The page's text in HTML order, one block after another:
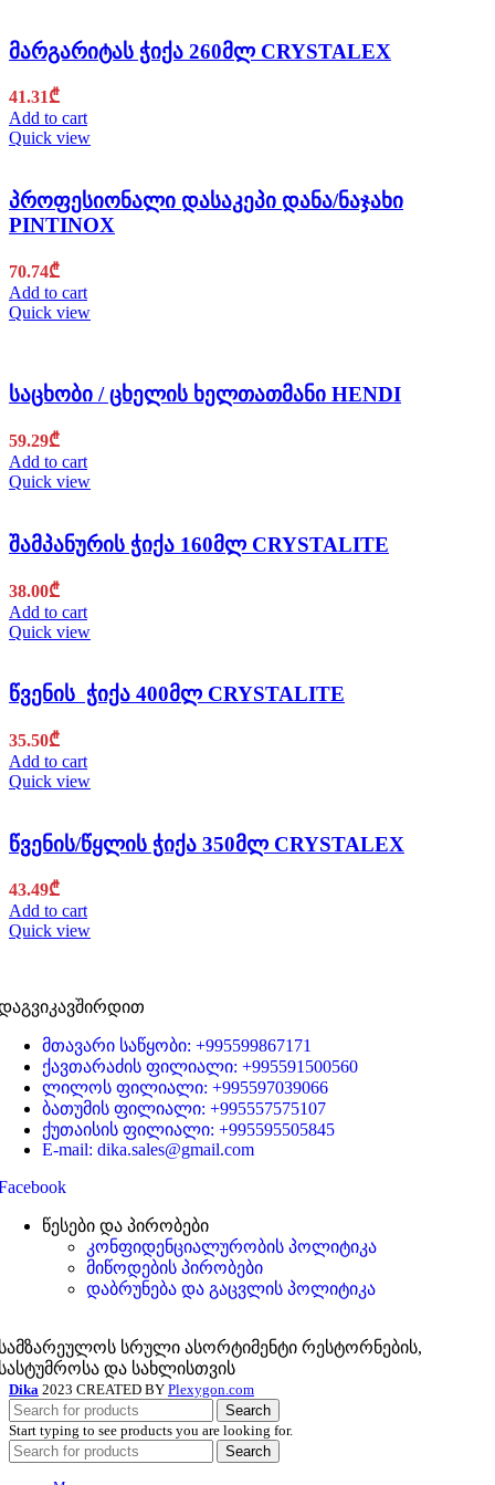
მარგარიტას ჭიქა 260მლ CRYSTALEX
41.31₾
Add to cart
Quick view
პროფესიონალი დასაკეპი დანა/ნაჯახი
PINTINOX
70.74₾
Add to cart
Quick view
საცხობი / ცხელის ხელთათმანი HENDI
59.29₾
Add to cart
Quick view
შამპანურის ჭიქა 160მლ CRYSTALITE
38.00₾
Add to cart
Quick view
წვენის ჭიქა 400მლ CRYSTALITE
35.50₾
Add to cart
Quick view
წვენის/წყლის ჭიქა 350მლ CRYSTALEX
43.49₾
Add to cart
Quick view
მთავარი საწყობი: +995599867171
ქავთარაძის ფილიალი: +995591500560
ლილოს ფილიალი: +995597039066
ბათუმის ფილიალი: +995557575107
ქუთაისის ფილიალი: +995595505845
E-mail: dika.sales@gmail.com
წესები და პირობები
კონფიდენციალურობის პოლიტიკა
მიწოდების პირობები
დაბრუნება და გაცვლის პოლიტიკა
სრული ასორტიმენტი რესტორნების,
და სახლისთვის
Dika 2023 CREATED BY Plexygon.com
Search
Start typing to see products you are looking for.
Search